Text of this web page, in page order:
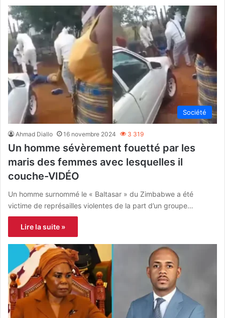
Société
Ahmad Diallo 16 novembre 2024 3 319
Un homme sévèrement fouetté par les
maris des femmes avec lesquelles il
couche-VIDÉO
Un homme surnommé le « Baltasar » du Zimbabwe a été
victime de représailles violentes de la part d’un groupe…
Lire la suite »